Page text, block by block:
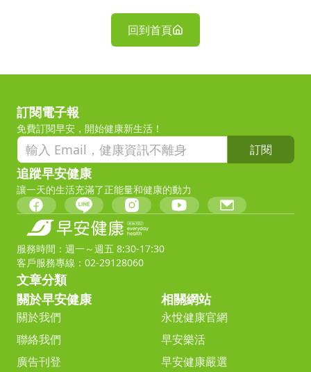
回到首頁
訂閱電子報
免費訂閱早安，開始健康新生活！
訂閱
追蹤早安健康
讓一天的生活充滿了正能量和健康的動力
服務時間：週一～週五 8:30-17:30
客戶服務專線：02-29128060
文章分類
關於早安健康
關於我們
聯絡我們
廣告刊登
相關網站
永悅健康官網
早安樂活
早安健康嚴選